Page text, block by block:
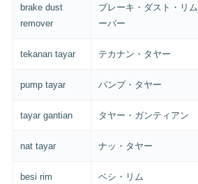
brake dust
remover
ブレーキ・ダスト・リム
ーバー
tekanan tayar テカナン・タヤー
pump tayar パンプ・タヤー
tayar gantian タヤー・ガンティアン
nat tayar ナッ・タヤー
besi rim ベシ・リム